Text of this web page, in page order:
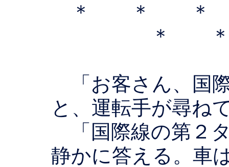
＊ ＊
＊
「お客さん、国
と、運転手が尋ね
「国際線の第２
静かに答える。車